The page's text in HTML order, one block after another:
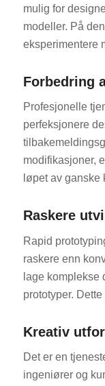
mulig for
modeller. På
eksperimentere
Forbedring
Profesjonelle
perfeksjonere
modifikasjoner,
løpet av ganske
Raskere
Rapid
raskere enn
lage komplekse
prototyper.
Kreativ
Det er en
ingeniører og